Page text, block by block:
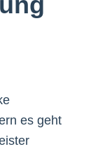
es geht